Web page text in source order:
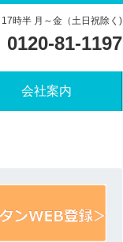
時半 月～金（土日祝除く)
0120-81-1197
会社案内